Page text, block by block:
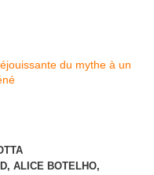
ALICE BOTELHO,